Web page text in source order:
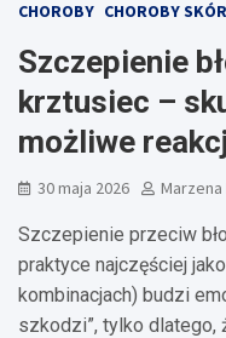
CHOROBY CHOROBY
Szczepienie
krztusiec –
możliwe
30 maja 2026
Szczepienie przeciw
praktyce najczęściej jako
kombinacjach) budzi
szkodzi”, tylko